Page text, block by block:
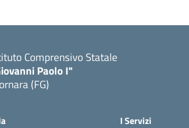
Comprensivo Statale
Paolo I"
(FG)
I Servizi